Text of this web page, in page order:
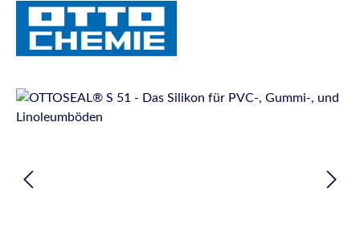
Bildergalerie überspringen